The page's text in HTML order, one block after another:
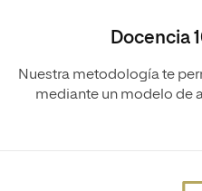
Docencia
Nuestra metodología te
mediante un modelo de